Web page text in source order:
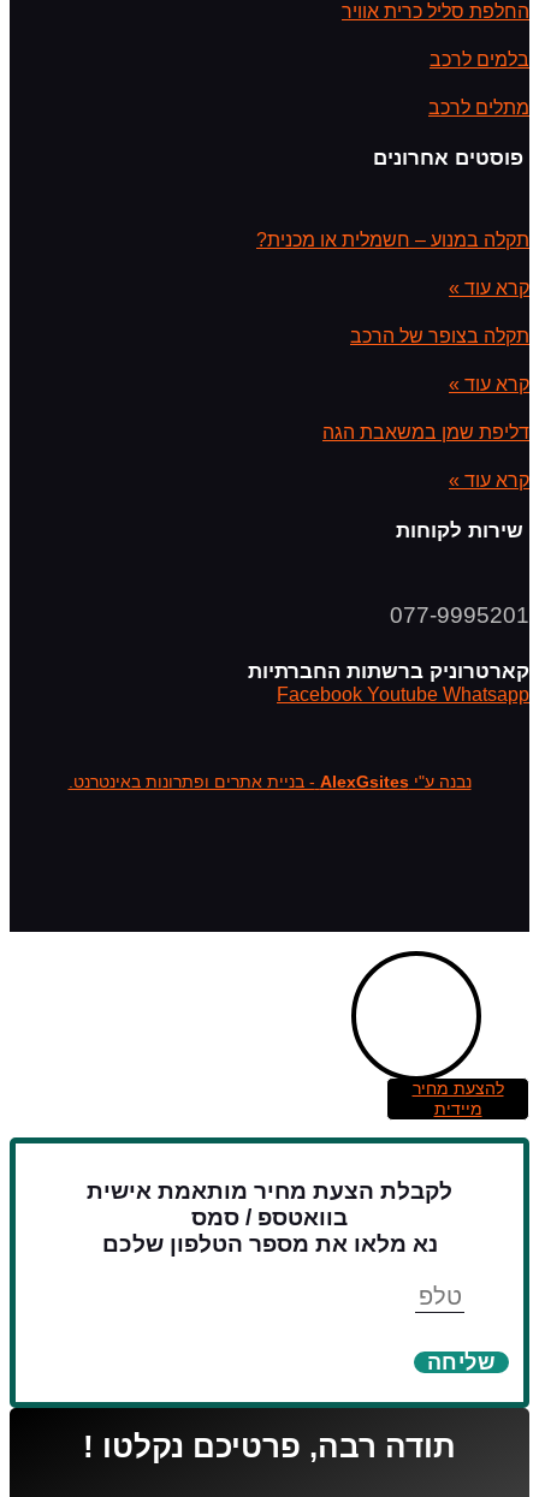
החלפת סליל כרית אוויר
בלמים לרכב
מתלים לרכב
פוסטים אחרונים
תקלה במנוע – חשמלית או מכנית?
קרא עוד »
תקלה בצופר של הרכב
קרא עוד »
דליפת שמן במשאבת הגה
קרא עוד »
שירות לקוחות
077-9995201
קארטרוניק ברשתות החברתיות
Facebook Youtube Whatsapp
נבנה ע"יAlexGsites - בניית אתרים ופתרונות באינטרנט.
להצעת מחיר
מיידית
לקבלת הצעת מחיר מותאמת אישית
בוואטספ / סמס
נא מלאו את מספר הטלפון שלכם
שליחה
תודה רבה, פרטיכם נקלטו !